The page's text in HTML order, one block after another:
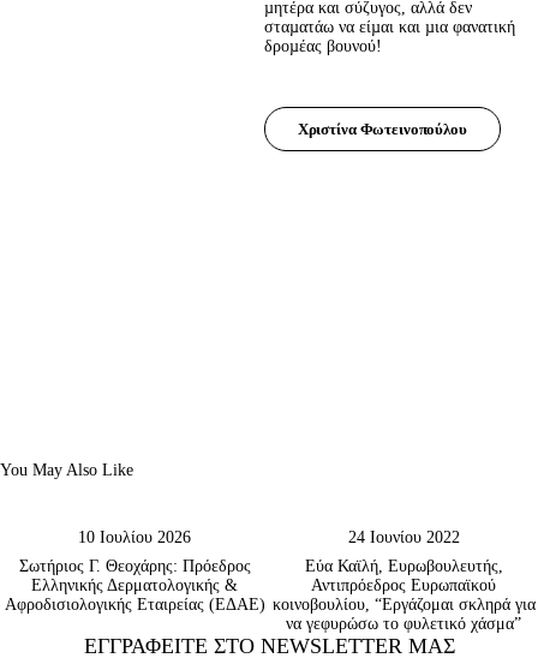
µητέρα και σύζυγος, αλλά δεν
σταµατάω να είµαι και µια φανατική
δροµέας βουνού!
Χριστίνα Φωτεινοπούλου
You May Also Like
10 Ιουλίου 2026
Σωτήριος Γ. Θεοχάρης: Πρόεδρος
Ελληνικής Δερματολογικής &
Αφροδισιολογικής Εταιρείας (ΕΔΑΕ)
24 Ιουνίου 2022
Εύα Καϊλή, Eυρωβουλευτής,
Αντιπρόεδρος Ευρωπαϊκού
κοινοβουλίου, “Εργάζομαι σκληρά για
να γεφυρώσω το φυλετικό χάσμα”
ΕΓΓΡΑΦΕΊΤΕ ΣΤΟ NEWSLETTER ΜΑΣ